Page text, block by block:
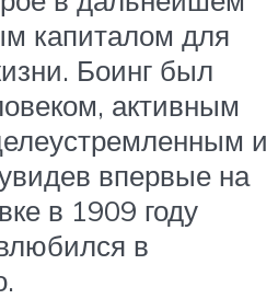
капиталом для
Боинг был
активным
и
впервые на
в 1909 году
в